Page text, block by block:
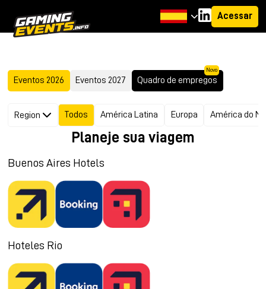
Acessar
Eventos 2026 Eventos 2027
Novo
Quadro de empregos
Region Todos América Latina Europa América do
Planeje sua viagem
Buenos Aires Hotels
Hoteles Rio